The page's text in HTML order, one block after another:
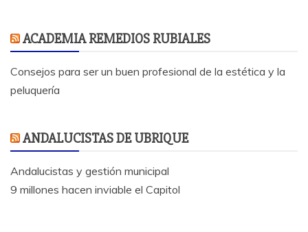
ACADEMIA REMEDIOS RUBIALES
Consejos para ser un buen profesional de la estética y la
peluquería
ANDALUCISTAS DE UBRIQUE
Andalucistas y gestión municipal
9 millones hacen inviable el Capitol